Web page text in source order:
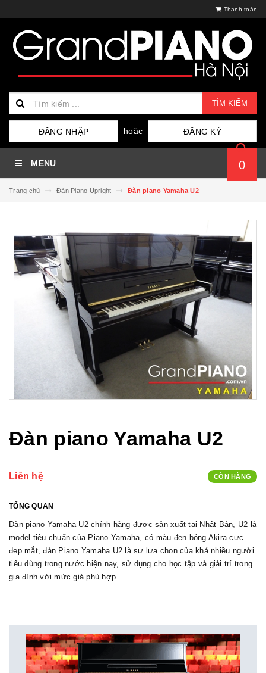
Thanh toán
TÌM KIẾM
ĐĂNG NHẬP hoặc ĐĂNG KÝ
MENU 0
Trang chủ Đàn Piano Upright Đàn piano Yamaha U2
Đàn piano Yamaha U2
Liên hệ CÒN HÀNG
TỔNG QUAN
Đàn piano Yamaha U2 chính hãng được sản xuất tại Nhật Bản, U2 là
model tiêu chuẩn của Piano Yamaha, có màu đen bóng Akira cực
đẹp mắt, đàn Piano Yamaha U2 là sự lựa chọn của khá nhiều người
tiêu dùng trong nước hiện nay, sử dụng cho học tập và giải trí trong
gia đình với mức giá phù hợp...